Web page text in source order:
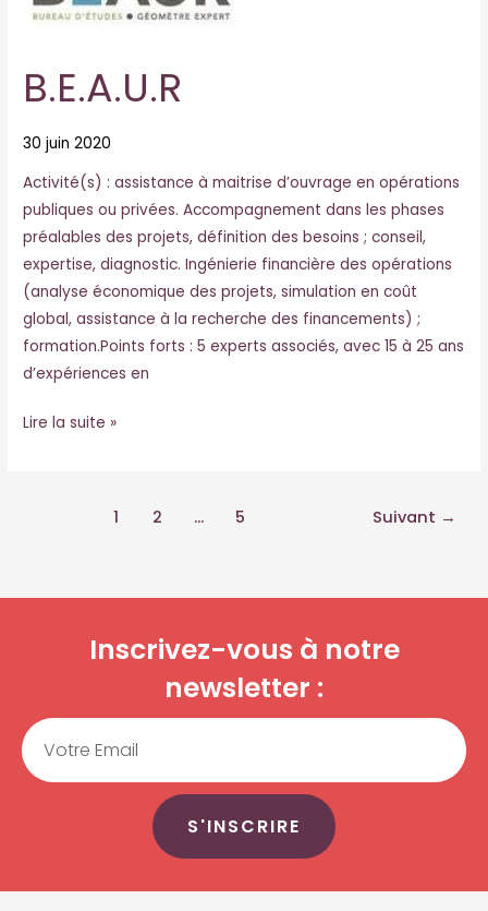
B.E.A.U.R
30 juin 2020
Activité(s) : assistance à maitrise d’ouvrage en opérations
publiques ou privées. Accompagnement dans les phases
préalables des projets, définition des besoins ; conseil,
expertise, diagnostic. Ingénierie financière des opérations
(analyse économique des projets, simulation en coût
global, assistance à la recherche des financements) ;
formation.Points forts : 5 experts associés, avec 15 à 25 ans
d’expériences en
Lire la suite »
1 2 … 5 Suivant →
Inscrivez-vous à notre
newsletter :
Email
S'INSCRIRE